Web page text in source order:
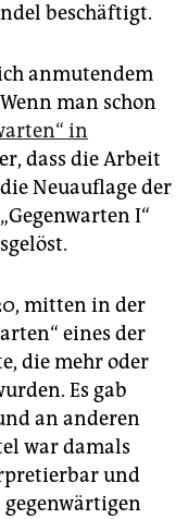
beschäftigt.
anmutendem
man schon
in
dass die Arbeit
Neuauflage der
I“
mitten in der
eines der
die mehr oder
Es gab
an anderen
war damals
und